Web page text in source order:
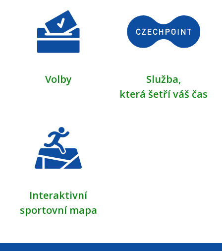
Volby
Služba,
která šetří váš čas
Interaktivní
sportovní mapa